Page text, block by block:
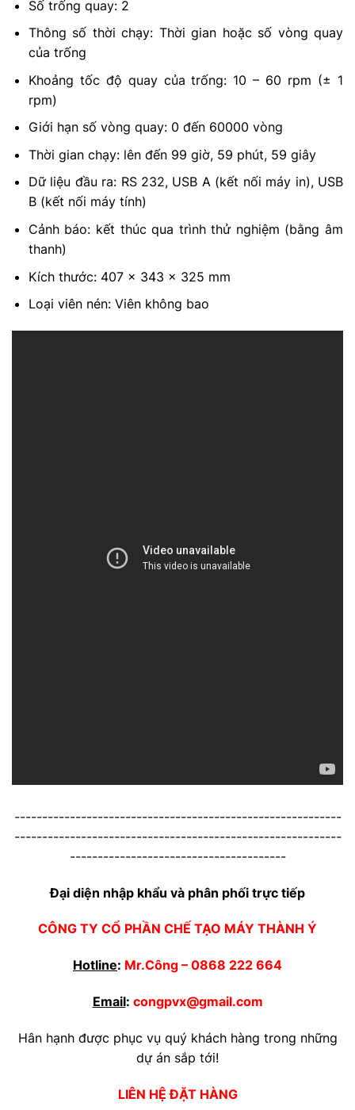
Số trống quay: 2
Thông số thời chạy: Thời gian hoặc số vòng quay
của trống
Khoảng tốc độ quay của trống: 10 – 60 rpm (± 1
rpm)
Giới hạn số vòng quay: 0 đến 60000 vòng
Thời gian chạy: lên đến 99 giờ, 59 phút, 59 giây
Dữ liệu đầu ra: RS 232, USB A (kết nối máy in), USB
B (kết nối máy tính)
Cảnh báo: kết thúc qua trình thử nghiệm (bằng âm
thanh)
Kích thước: 407 x 343 x 325 mm
Loại viên nén: Viên không bao
-----------------------------------------------------------
-----------------------------------------------------------
---------------------------------------
Đại diện nhập khẩu và phân phối trực tiếp
CÔNG TY CỔ PHẦN CHẾ TẠO MÁY THÀNH Ý
Hotline: Mr.Công – 0868 222 664
Email: congpvx@gmail.com
Hân hạnh được phục vụ quý khách hàng trong những
dự án sắp tới!
LIÊN HỆ ĐẶT HÀNG